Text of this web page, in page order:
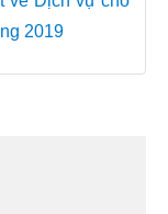
2019